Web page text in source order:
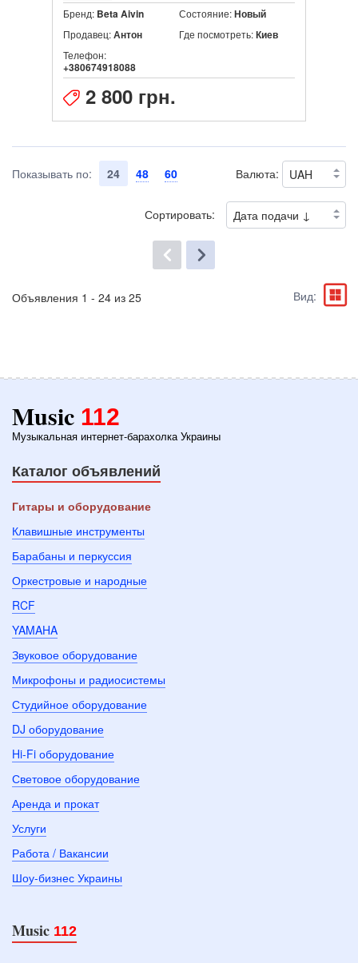
Бренд: Beta Aivin Состояние:Новый
Продавец:Антон Где посмотреть:Киев
Телефон:
+380674918088
2 800 грн.
Показывать по: 24 48 60 Валюта:
Сортировать:
Объявления 1 - 24 из 25 Вид:
Music 112
Музыкальная интернет-барахолка Украины
Каталог объявлений
Гитары и оборудование
Клавишные инструменты
Барабаны и перкуссия
Оркестровые и народные
RCF
YAMAHA
Звуковое оборудование
Микрофоны и радиосистемы
Студийное оборудование
DJ оборудование
Hi-Fi оборудование
Световое оборудование
Аренда и прокат
Услуги
Работа / Вакансии
Шоу-бизнес Украины
Music 112